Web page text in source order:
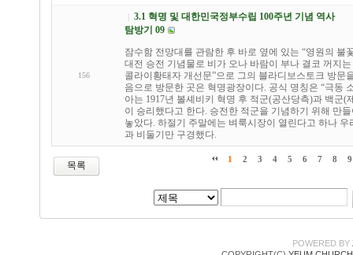
156
3.1 혁명 및 대한민국정부수립 100주년 기념 역사
탐방기 09
잠수함 전망대를 관람한 후 바로 옆에 있는 “영원의 불
대전 승전 기념물로 비가 오나 바람이 부나 결코 꺼지
콜라이황태자 개선문”으로 그의 블라디보스토크 방문
음으로 방문한 곳은 혁명광장이다. 공식 명칭은 “극동
아는 1917년 볼셰비키 혁명 후 적군(공산당측)과 백군
이 승리했다고 한다. 승전한 적군을 기념하기 위해 만
놓았다. 하절기 주말에는 벼룩시장이 열린다고 하나
과 비둘기만 구경했다.
목록
1 2 3 4 5 6 7 8 9
POWERED BY